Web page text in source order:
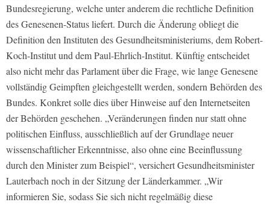
Bundesregierung, welche unter anderem die rechtliche Definition
des Genesenen-Status liefert. Durch die Änderung obliegt die
Definition den Instituten des Gesundheitsministeriums, dem Robert-
Koch-Institut und dem Paul-Ehrlich-Institut. Künftig entscheidet
also nicht mehr das Parlament über die Frage, wie lange Genesene
vollständig Geimpften gleichgestellt werden, sondern Behörden des
Bundes. Konkret solle dies über Hinweise auf den Internetseiten
der Behörden geschehen. „Veränderungen finden nur statt ohne
politischen Einfluss, ausschließlich auf der Grundlage neuer
wissenschaftlicher Erkenntnisse, also ohne eine Beeinflussung
durch den Minister zum Beispiel“, versichert Gesundheitsminister
Lauterbach noch in der Sitzung der Länderkammer. „Wir
informieren Sie, sodass Sie sich nicht regelmäßig diese